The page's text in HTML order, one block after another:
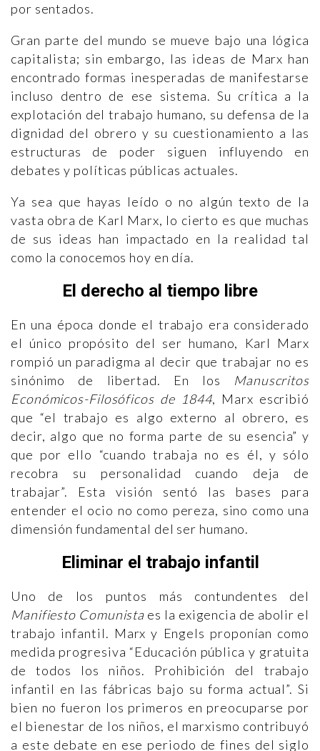
por sentados.
Gran parte del mundo se mueve bajo una lógica
capitalista; sin embargo, las ideas de Marx han
encontrado formas inesperadas de manifestarse
incluso dentro de ese sistema. Su crítica a la
explotación del trabajo humano, su defensa de la
dignidad del obrero y su cuestionamiento a las
estructuras de poder siguen influyendo en
debates y políticas públicas actuales.
Ya sea que hayas leído o no algún texto de la
vasta obra de Karl Marx, lo cierto es que muchas
de sus ideas han impactado en la realidad tal
como la conocemos hoy en día.
El derecho al tiempo libre
En una época donde el trabajo era considerado
el único propósito del ser humano, Karl Marx
rompió un paradigma al decir que trabajar no es
sinónimo de libertad. En los Manuscritos
Económicos-Filosóficos de 1844, Marx escribió
que “el trabajo es algo externo al obrero, es
decir, algo que no forma parte de su esencia” y
que por ello “cuando trabaja no es él, y sólo
recobra su personalidad cuando deja de
trabajar”. Esta visión sentó las bases para
entender el ocio no como pereza, sino como una
dimensión fundamental del ser humano.
Eliminar el trabajo infantil
Uno de los puntos más contundentes del
Manifiesto Comunista es la exigencia de abolir el
trabajo infantil. Marx y Engels proponían como
medida progresiva “Educación pública y gratuita
de todos los niños. Prohibición del trabajo
infantil en las fábricas bajo su forma actual”. Si
bien no fueron los primeros en preocuparse por
el bienestar de los niños, el marxismo contribuyó
a este debate en ese periodo de fines del siglo